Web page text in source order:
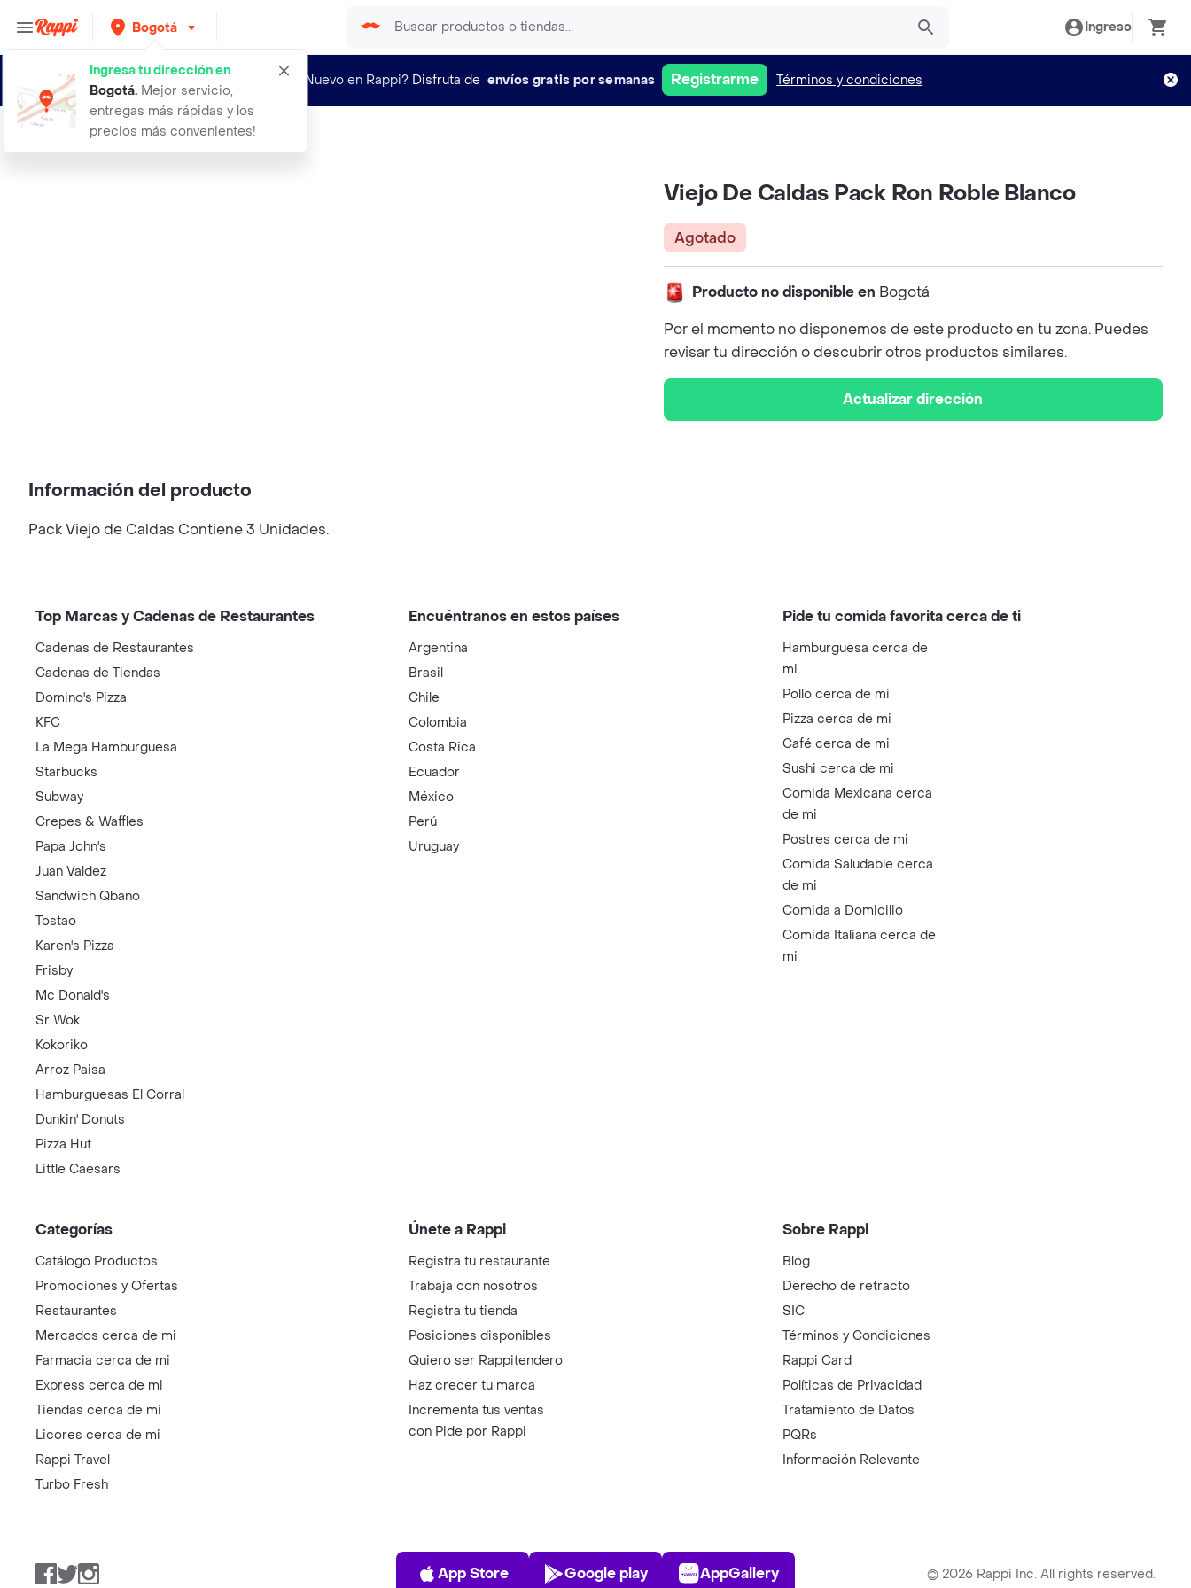
Bogotá
Ingresa tu dirección en
Bogotá. Mejor servicio,
entregas más rápidas y los
precios más convenientes!
Ingreso
¿Nuevo en Rappi? Disfruta de envíos gratis por semanas Registrarme Términos y condiciones
viejo de caldas pack ron roble blan
Viejo De Caldas Pack Ron Roble Blanco
Agotado
Producto no disponible en Bogotá
Por el momento no disponemos de este producto en tu zona. Puedes
revisar tu dirección o descubrir otros productos similares.
Actualizar dirección
Información del producto
Pack Viejo de Caldas Contiene 3 Unidades.
Top Marcas y Cadenas de Restaurantes
Cadenas de Restaurantes
Cadenas de Tiendas
Domino's Pizza
KFC
La Mega Hamburguesa
Starbucks
Subway
Crepes & Waffles
Papa John's
Juan Valdez
Sandwich Qbano
Tostao
Karen's Pizza
Frisby
Mc Donald's
Sr Wok
Kokoriko
Arroz Paisa
Hamburguesas El Corral
Dunkin' Donuts
Pizza Hut
Little Caesars
Encuéntranos en estos países
Argentina
Brasil
Chile
Colombia
Costa Rica
Ecuador
México
Perú
Uruguay
Pide tu comida favorita cerca de ti
Hamburguesa cerca de
mi
Pollo cerca de mi
Pizza cerca de mi
Café cerca de mi
Sushi cerca de mi
Comida Mexicana cerca
de mi
Postres cerca de mi
Comida Saludable cerca
de mi
Comida a Domicilio
Comida Italiana cerca de
mi
Categorías
Catálogo Productos
Promociones y Ofertas
Restaurantes
Mercados cerca de mi
Farmacia cerca de mi
Express cerca de mi
Tiendas cerca de mi
Licores cerca de mi
Rappi Travel
Turbo Fresh
Únete a Rappi
Registra tu restaurante
Trabaja con nosotros
Registra tu tienda
Posiciones disponibles
Quiero ser Rappitendero
Haz crecer tu marca
Incrementa tus ventas
con Pide por Rappi
Sobre Rappi
Blog
Derecho de retracto
SIC
Términos y Condiciones
Rappi Card
Políticas de Privacidad
Tratamiento de Datos
PQRs
Información Relevante
Facebook
TwitterInstagram
App Store
App Store
Play Store
Google play
AppGallery
AppGallery © 2026 Rappi Inc. All rights reserved.